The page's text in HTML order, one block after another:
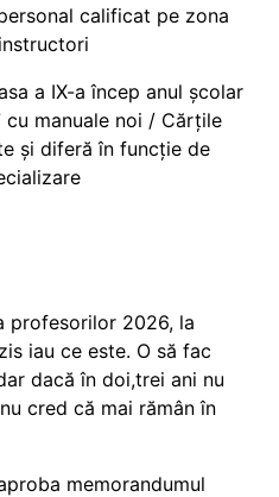
calificat pe zona
a IX-a încep anul școlar
manuale noi / Cărțile
și diferă în funcție de
profesorilor 2026, la
iau ce este. O să fac
dacă în doi,trei ani nu
cred că mai rămân în
memorandumul